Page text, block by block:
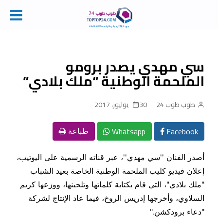
سي مهدي يصدر برومو
الملحمة الوطنية “ملك بلادي”
طوب طوب 24 30 يوليوز، 2017
Facebook
Whatsapp طباعة
أصدر الفنان ''سي مهدي''، عبر قناته الرسمية على اليوتيب،
إعلان فيديو كليب الملحمة الوطنية الخاصة بعيد الشباب
"ملك بلادي"، التي قام بكتابة كلماتها وتلحينها، ووزعها كريم
السلاوي، وأخرجها إدريس الروخ، فيما عاد الإنتاج لشركة
"دعاء برودكشن".